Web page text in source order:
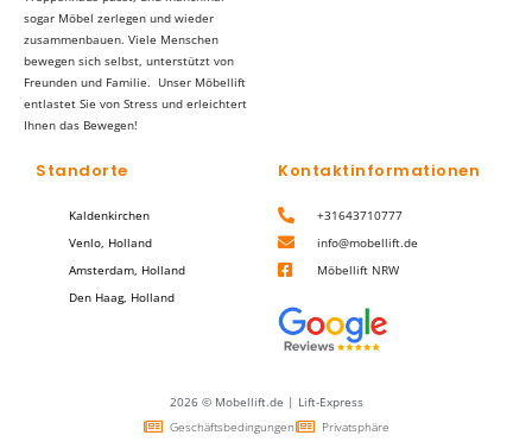
sogar Möbel zerlegen und wieder
zusammenbauen. Viele Menschen
bewegen sich selbst, unterstützt von
Freunden und Familie. Unser Möbellift
entlastet Sie von Stress und erleichtert
Ihnen das Bewegen!
Standorte
Kaldenkirchen
Venlo, Holland
Amsterdam, Holland
Den Haag, Holland
Kontaktinformationen
+31643710777
info@mobellift.de
Möbellift NRW
2026 © Mobellift.de | Lift-Express
Geschäftsbedingungen
Privatsphäre